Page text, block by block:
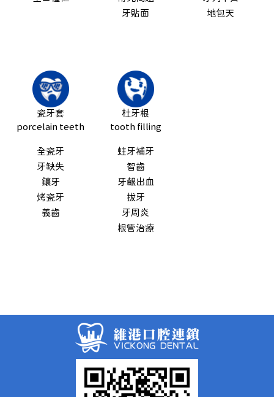
牙貼面
地包天
瓷牙套
porcelain teeth
全瓷牙
牙缺失
鑲牙
烤瓷牙
義齒
杜牙根
tooth filling
蛀牙補牙
智齒
牙齦出血
拔牙
牙周炎
根管治療